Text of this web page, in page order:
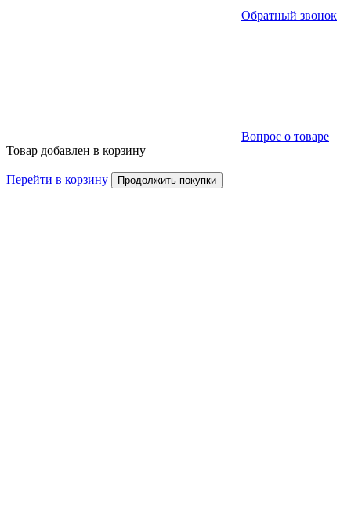
Обратный звонок
Вопрос о товаре
Товар добавлен в корзину
Перейти в корзину Продолжить покупки